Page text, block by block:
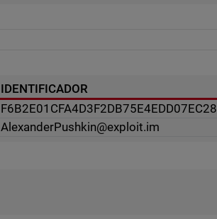
IDENTIFICADOR
AlexanderPushkin@exploit.im